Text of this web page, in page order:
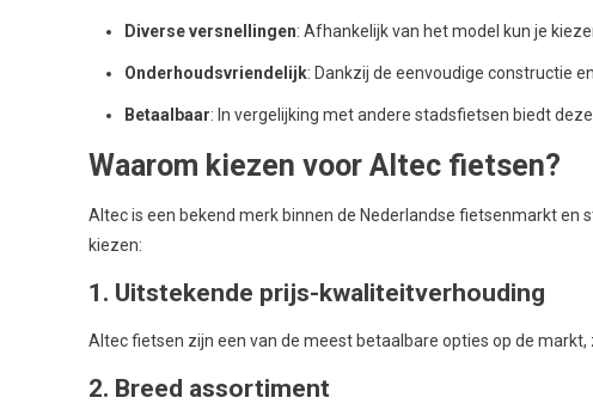
Diverse versnellingen: Afhankelijk van het model kun je
Onderhoudsvriendelijk: Dankzij de eenvoudige constructie
Betaalbaar: In vergelijking met andere stadsfietsen biedt
Waarom kiezen voor Altec fietsen?
Altec is een bekend merk binnen de Nederlandse fietsenmarkt
kiezen:
1. Uitstekende prijs-kwaliteitverhouding
Altec fietsen zijn een van de meest betaalbare opties op de
2. Breed assortiment